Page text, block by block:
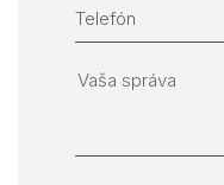
Telefón